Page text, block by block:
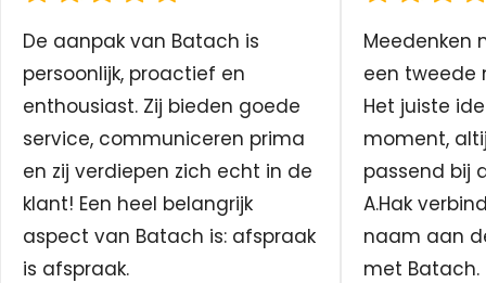
De aanpak van Batach is
persoonlijk, proactief en
enthousiast. Zij bieden goede
service, communiceren prima
en zij verdiepen zich echt in de
klant! Een heel belangrijk
aspect van Batach is: afspraak
is afspraak.
Meedenken
een tweede
Het juiste
moment,
passend bij
A.Hak
naam aan
met Batach.